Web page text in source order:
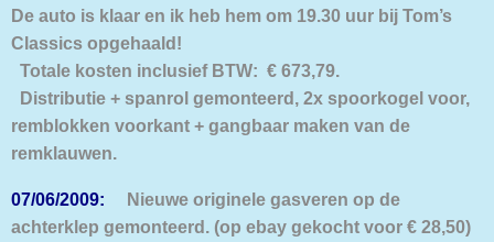
De auto is klaar en ik heb hem om 19.30 uur bij Tom’s
Classics opgehaald!
Totale kosten inclusief BTW: € 673,79.
Distributie + spanrol gemonteerd, 2x spoorkogel voor,
remblokken voorkant + gangbaar maken van de
remklauwen.
07/06/2009: Nieuwe originele gasveren op de
achterklep gemonteerd. (op ebay gekocht voor € 28,50)